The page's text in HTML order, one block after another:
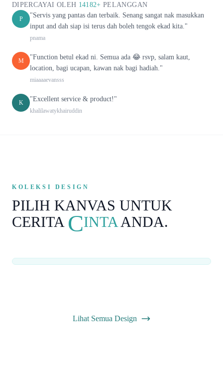
DIPERCAYAI OLEH 14182+ PELANGGAN
P
"Servis yang pantas dan terbaik. Senang sangat nak masukkan
input and dah siap isi terus dah boleh tengok ekad kita."
pnama
M
"Function betul ekad ni. Semua ada 😂 rsvp, salam kaut,
location, bagi ucapan, kawan nak bagi hadiah."
miaaaaevansss
K "Excellent service & product!"
khalilawatykhairuddin
KOLEKSI DESIGN
PILIH KANVAS UNTUK
CERITA CINTA ANDA.
Lihat Semua Design